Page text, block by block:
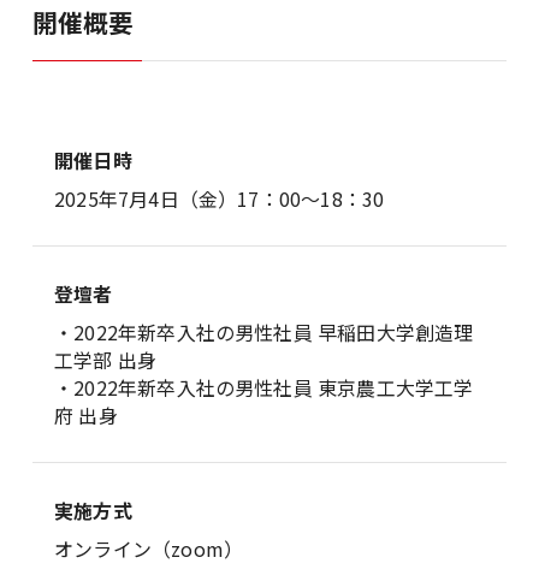
開催概要
開催日時
2025年7月4日（金）17：00～18：30
登壇者
・2022年新卒入社の男性社員 早稲田大学創造理
工学部 出身
・2022年新卒入社の男性社員 東京農工大学工学
府 出身
実施方式
オンライン（zoom）